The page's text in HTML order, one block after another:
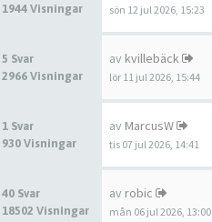
1944 Visningar
sön 12 jul 2026, 15:23
5 Svar
2966 Visningar
av kvillebäck
lör 11 jul 2026, 15:44
1 Svar
930 Visningar
av MarcusW
tis 07 jul 2026, 14:41
40 Svar
18502 Visningar
av robic
mån 06 jul 2026, 13:00